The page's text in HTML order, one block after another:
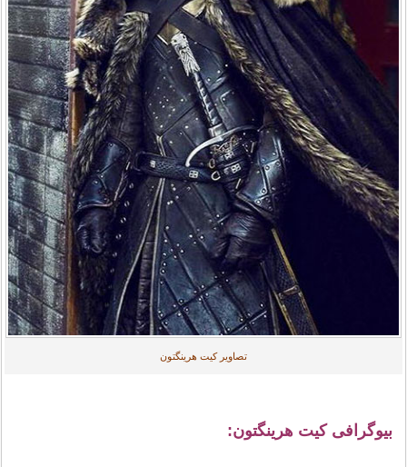
تصاویر کیت هرینگتون
بیوگرافی کیت هرینگتون: